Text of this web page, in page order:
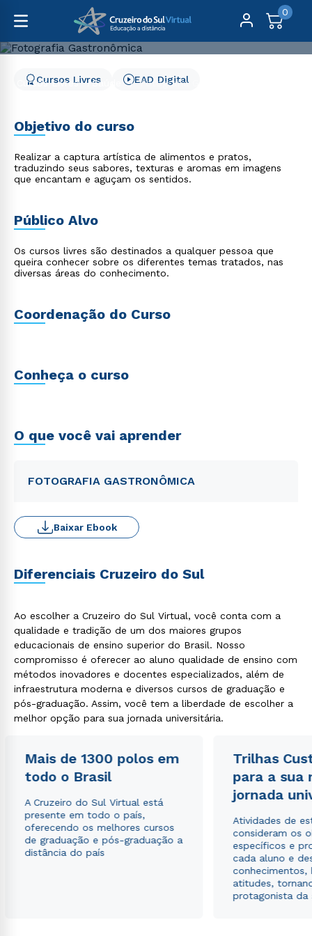
0
Cursos Livres Saúde Fotografia Gastronômica
Cursos Livres EAD Digital
Objetivo do curso
Realizar a captura artística de alimentos e pratos,
traduzindo seus sabores, texturas e aromas em imagens
que encantam e aguçam os sentidos.
Público Alvo
Os cursos livres são destinados a qualquer pessoa que
queira conhecer sobre os diferentes temas tratados, nas
diversas áreas do conhecimento.
Coordenação do Curso
Conheça o curso
O que você vai aprender
FOTOGRAFIA GASTRONÔMICA
Baixar Ebook
Diferenciais Cruzeiro do Sul
Ao escolher a Cruzeiro do Sul Virtual, você conta com a
qualidade e tradição de um dos maiores grupos
educacionais de ensino superior do Brasil. Nosso
compromisso é oferecer ao aluno qualidade de ensino com
métodos inovadores e docentes especializados, além de
infraestrutura moderna e diversos cursos de graduação e
pós-graduação. Assim, você tem a liberdade de escolher a
melhor opção para sua jornada universitária.
Mais de 1300 polos em
todo o Brasil
A Cruzeiro do Sul Virtual está
presente em todo o país,
oferecendo os melhores cursos
de graduação e pós-graduação a
distância do país
Trilhas
para a sua
jornada
Atividades de
consideram os
específicos e
cada aluno e
conhecimentos,
atitudes,
protagonista da